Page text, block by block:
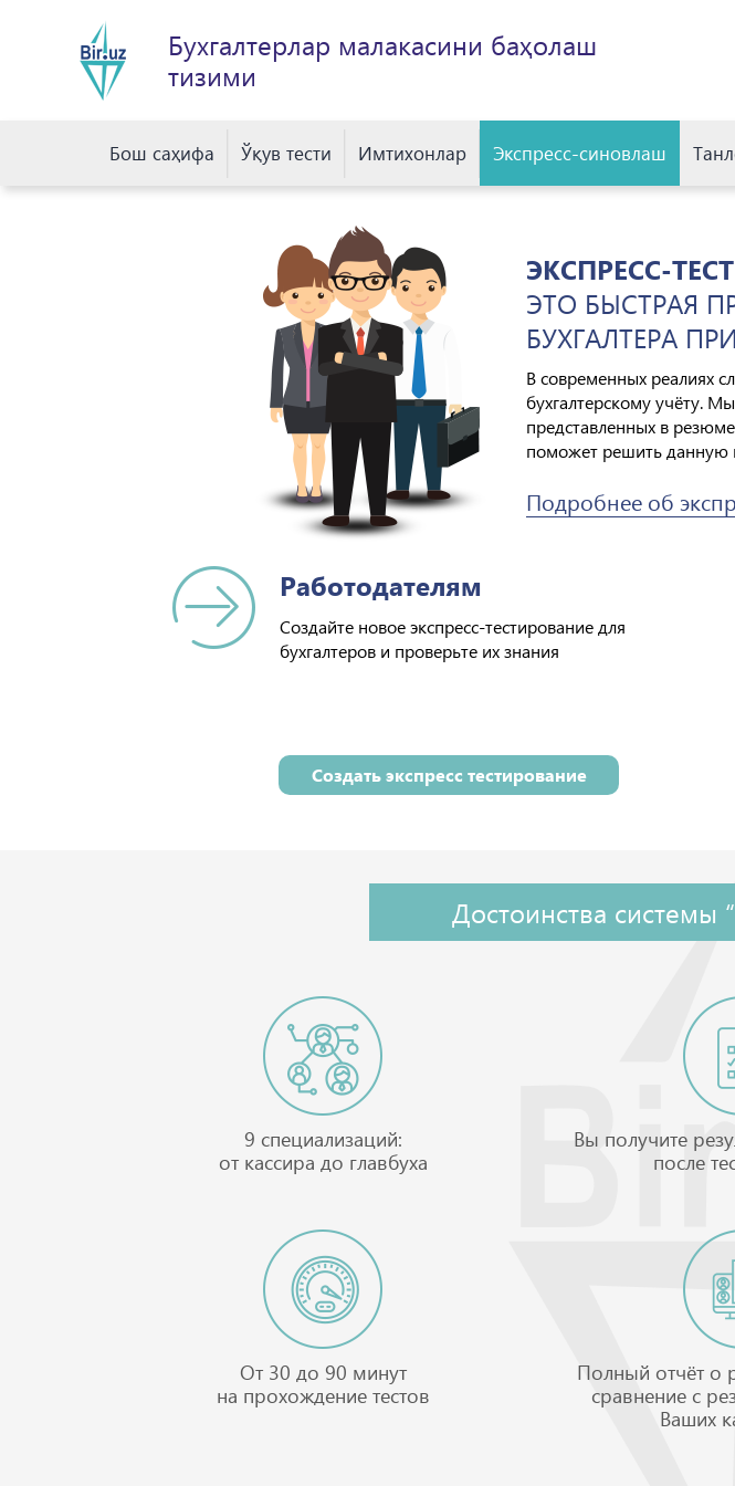
Бухгалтерлар малакасини баҳолаш
тизими
Бош саҳифа Ўқув тести Имтихонлар Экспресс-синовлаш
ЭКСПРЕСС-
ЭТО БЫСТРАЯ
БУХГАЛТЕРА
В современных реалиях
бухгалтерскому учёту.
представленных в
поможет решить данную
Подробнее об
Работодателям
Создайте новое экспресс-тестирование для
бухгалтеров и проверьте их знания
Создать экспресс тестирование
Достоинства системы
9 специализаций:
от кассира до главбуха
Вы получите
после
От 30 до 90 минут
на прохождение тестов
Полный отчёт о
сравнение с
Ваших